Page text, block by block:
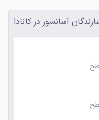
عکس، کارت ملی، سند
و غیره
آسانسور در کانادا